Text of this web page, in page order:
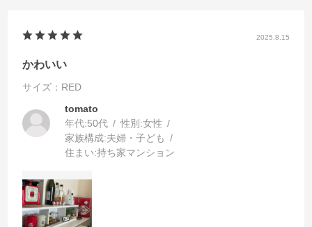
2025.8.15
かわいい
サイズ：RED
tomato
年代:50代 性別:女性
家族構成:夫婦・子ども
住まい:持ち家マンション